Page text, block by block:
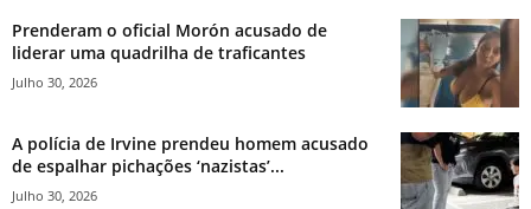
Prenderam o oficial Morón acusado de
liderar uma quadrilha de traficantes
Julho 30, 2026
A polícia de Irvine prendeu homem acusado
de espalhar pichações ‘nazistas’...
Julho 30, 2026